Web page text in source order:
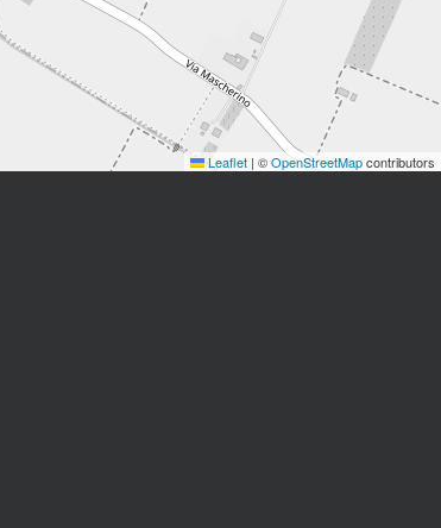
Leaflet | ©OpenStreetMapcontributors